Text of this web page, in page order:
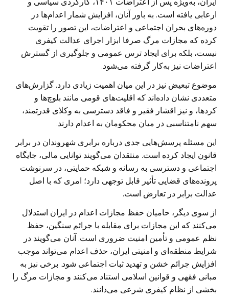
ارعابی یافته است. به باور آنان، افزایش شمار اعدام‌ها در
دوره‌های بحران اجتماعی و اعتراضات، این تصور را تقویت
کرده که مجازات مرگ صرفا ابزار اجرای عدالت کیفری
نیست، بلکه برای ایجاد ترس عمومی و جلوگیری از گسترش
اعتراضات نیز به‌کار گرفته می‌شود.
موضوع تبعیض نیز در این میان اهمیت زیادی دارد. گزارش‌های
متعددی نشان داده‌اند که اقلیت‌های قومی مانند بلوچ‌ها و
کردها، و نیز اقشار فقیر و فاقد دسترسی به وکلای قدرتمند،
سهم نامتناسبی در میان محکومان به اعدام دارند.
این مسئله پرسش‌هایی جدی درباره برابری شهروندان در برابر
قانون ایجاد کرده است. منتقدان می‌گویند توانایی مالی، جایگاه
اجتماعی و دسترسی به رسانه و شبکه حمایتی، در سرنوشت
پرونده‌های قضایی تأثیر قابل توجهی دارد؛ امری که با اصل
عدالت برابر در تعارض است.
از سوی دیگر، حامیان حفظ مجازات اعدام در ایران استدلال
می‌کنند که این مجازات برای مقابله با جرائم سنگین، حفظ
نظم عمومی و تأمین امنیت ضروری است. آنان می‌گویند در
شرایط منطقه‌ای و امنیتی ایران، حذف اعدام می‌تواند موجب
افزایش جرائم خشن و تهدید ثبات اجتماعی شود. برخی نیز به
مبانی فقهی و قوانین اسلامی استناد می‌کنند و مجازات مرگ را
بخشی از نظام کیفری شرعی می‌دانند.